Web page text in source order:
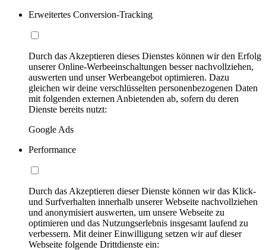
Erweitertes Conversion-Tracking
Durch das Akzeptieren dieses Dienstes können wir den Erfolg
unserer Online-Werbeeinschaltungen besser nachvollziehen,
auswerten und unser Werbeangebot optimieren. Dazu
gleichen wir deine verschlüsselten personenbezogenen Daten
mit folgenden externen Anbietenden ab, sofern du deren
Dienste bereits nutzt:
Google Ads
Performance
Durch das Akzeptieren dieser Dienste können wir das Klick-
und Surfverhalten innerhalb unserer Webseite nachvollziehen
und anonymisiert auswerten, um unsere Webseite zu
optimieren und das Nutzungserlebnis insgesamt laufend zu
verbessern. Mit deiner Einwilligung setzen wir auf dieser
Webseite folgende Drittdienste ein: